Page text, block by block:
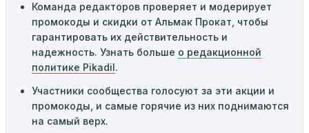
предназначены только для однократного
использования. Если код уже был использован кем-то
другим, он не будет действовать повторно.
Технические сбои:
привести к неработоспособности кодов промокодов. В
таких случаях следует обратиться за помощью в
службу поддержки.
Команда редакторов проверяет и модерирует
промокоды и скидки от Альмак Прокат, чтобы
гарантировать их действительность и
надежность. Узнать больше о редакционной
политике Pikadil.
Участники сообщества голосуют за эти акции и
промокоды, и самые горячие из них поднимаются
на самый верх.